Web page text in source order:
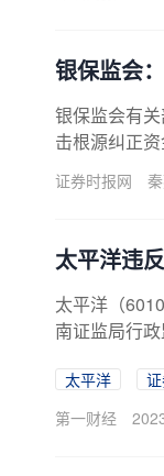
银保监会：
银保监会有关
击根源纠正
证券时报网
太平洋违反
太平洋（
南证监局行
太平洋
第一财经